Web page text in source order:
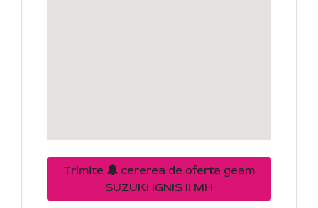
Trimite
cererea de oferta geam
SUZUKI IGNIS II MH